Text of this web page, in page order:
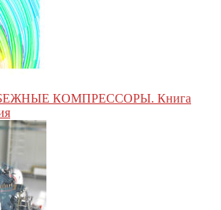
КОМПРЕССОРЫ. Книга